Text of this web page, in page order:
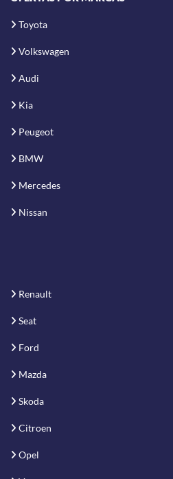
Toyota
Volkswagen
Audi
Kia
Peugeot
BMW
Mercedes
Nissan
Renault
Seat
Ford
Mazda
Skoda
Citroen
Opel